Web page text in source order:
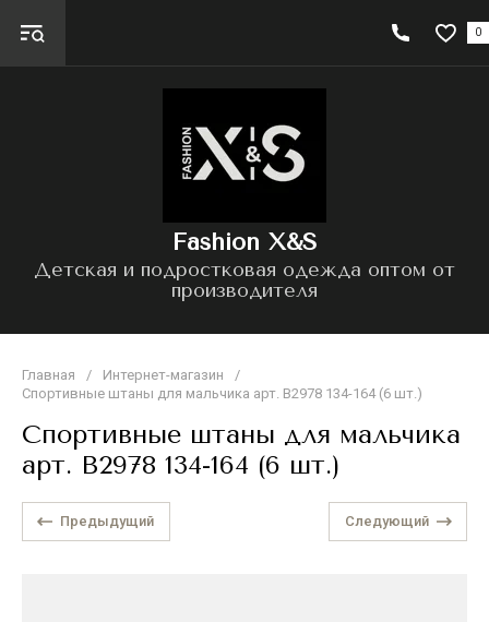
0
Fashion X&S
Детская и подростковая одежда оптом от
производителя
Главная / Интернет-магазин
/
Спортивные штаны для мальчика арт. B2978 134-164 (6 шт.)
Спортивные штаны для мальчика
арт. B2978 134-164 (6 шт.)
Предыдущий Следующий